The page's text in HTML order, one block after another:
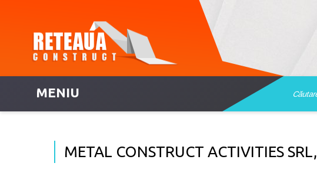
MENIU
METAL CONSTRUCT ACTIVITIES SRL,